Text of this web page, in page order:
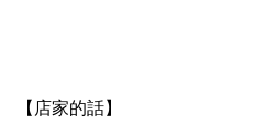
【店家的話】